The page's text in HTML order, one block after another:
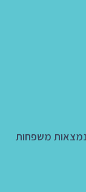
משפחות